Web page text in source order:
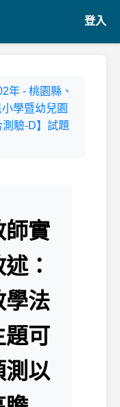
登入
年 - 桃園縣、
學暨幼兒園
驗-D】試題
師實
：
法
題可
測以